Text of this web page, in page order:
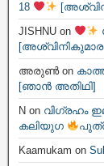
18
JISHNU on
അരുൺon
[ഞാൻ അതിഥി]
N on വിഗ്രഹം
കലിയുഗ
Kaamukam on